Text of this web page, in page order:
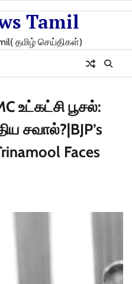
Tamil
தமிழ் செய்திகள்)
உட்கட்சி பூசல்:
சவால்?|BJP’s
Faces